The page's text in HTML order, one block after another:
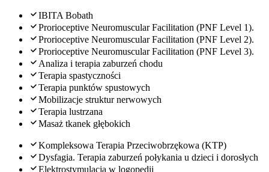
IBITA Bobath
Prorioceptive Neuromuscular Facilitation (PNF Level 1).
Prorioceptive Neuromuscular Facilitation (PNF Level 2).
Prorioceptive Neuromuscular Facilitation (PNF Level 3).
Analiza i terapia zaburzeń chodu
Terapia spastyczności
Terapia punktów spustowych
Mobilizacje struktur nerwowych
Terapia lustrzana
Masaż tkanek głębokich
Kompleksowa Terapia Przeciwobrzękowa (KTP)
Dysfagia. Terapia zaburzeń połykania u dzieci i dorosłych
Elektrostymulacja w logopedii